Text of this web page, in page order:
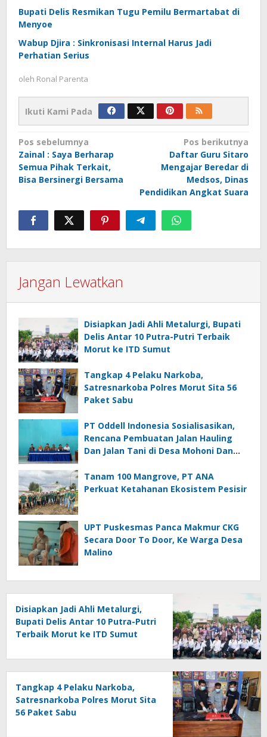
Bupati Delis Resmikan Tugu Pemilu Bermartabat di
Menyoe
Wabup Djira : Sinkronisasi Internal Harus Jadi
Perhatian Serius
oleh Ronal Parenta
Ikuti Kami Pada
Navigasi
pos
Pos sebelumnya
Zainal : Saya Berharap
Semua Pihak Terkait,
Bisa Bersinergi Bersama
Pos berikutnya
Daftar Guru Sitaro
Mengajar Beredar di
Medsos, Dinas
Pendidikan Angkat Suara
Jangan Lewatkan
Disiapkan Jadi Ahli Metalurgi, Bupati
Delis Antar 10 Putra-Putri Terbaik
Morut ke ITD Sumut
Tangkap 4 Pelaku Narkoba,
Satresnarkoba Polres Morut Sita 56
Paket Sabu
PT Oddell Indonesia Sosialisasikan,
Rencana Pembuatan Jalan Hauling
Dan Jalan Tani di Desa Mohoni Dan
Tanam 100 Mangrove, PT ANA
Perkuat Ketahanan Ekosistem Pesisir
UPT Puskesmas Panca Makmur CKG
Secara Door To Door, Ke Warga Desa
Malino
Disiapkan Jadi Ahli Metalurgi,
Bupati Delis Antar 10 Putra-Putri
Terbaik Morut ke ITD Sumut
Tangkap 4 Pelaku Narkoba,
Satresnarkoba Polres Morut Sita
56 Paket Sabu